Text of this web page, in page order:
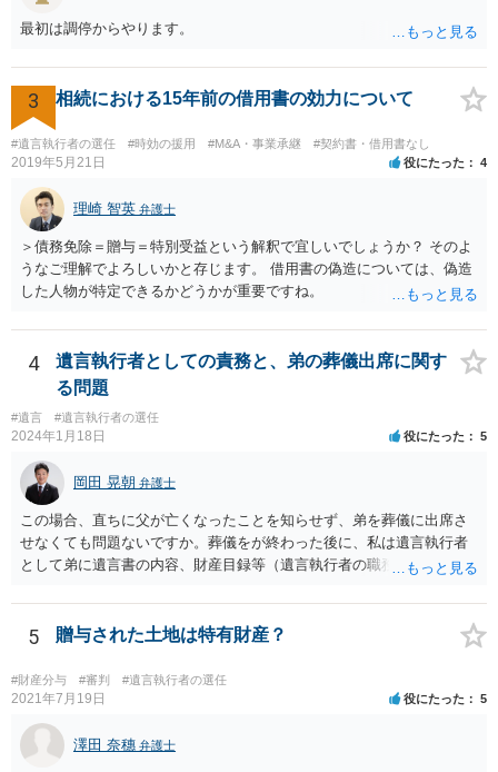
最初は調停からやります。
3 相続における15年前の借用書の効力について
#遺言執行者の選任 #時効の援用 #M&A・事業承継 #契約書・借用書なし
2019年5月21日 役にたった 4
理崎 智英 弁護士
＞債務免除＝贈与＝特別受益という解釈で宜しいでしょうか？ そのよ
うなご理解でよろしいかと存じます。 借用書の偽造については、偽造
した人物が特定できるかどうかが重要ですね。
4
遺言執行者としての責務と、弟の葬儀出席に関す
る問題
#遺言 #遺言執行者の選任
2024年1月18日 役にたった 5
岡田 晃朝 弁護士
この場合、直ちに父が亡くなったことを知らせず、弟を葬儀に出席さ
せなくても問題ないですか。葬儀をが終わった後に、私は遺言執行者
として弟に遺言書の内容、財産目録等（遺言執行者の職務）を知らせ
るかは喪主の自由です。 呼ばなくてもかまいません。 そもそも、そう
いう法律関係にありません。 遺言の内容と遺産の総額の通知、公正証
で、対応しましょう。 そのあとは遺留分の請求などがあればそれへの
対応となるでしょう。
5 贈与された土地は特有財産？
#財産分与 #審判 #遺言執行者の選任
2021年7月19日 役にたった 5
澤田 奈穗 弁護士